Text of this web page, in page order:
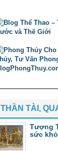
THẦN TÀI,
Tượng
sức